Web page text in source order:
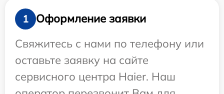
1
Оформление заявки
Свяжитесь с нами по телефону или
оставьте заявку на сайте
сервисного центра Haier. Наш